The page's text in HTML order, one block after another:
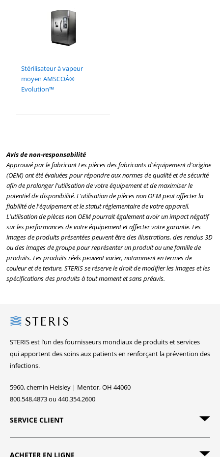
Stérilisateur à vapeur
moyen AMSCOÂ®
Evolution™
Avis de non-responsabilité
Approuvé par le fabricant Les pièces des fabricants d'équipement d'origine
(OEM) ont été évaluées pour répondre aux normes de qualité et de sécurité
afin de prolonger l'utilisation de votre équipement et de maximiser le
potentiel de disponibilité. L'utilisation de pièces non OEM peut affecter la
fiabilité de l'équipement et le statut réglementaire de votre appareil.
L'utilisation de pièces non OEM pourrait également avoir un impact négatif
sur les performances de votre équipement et affecter votre garantie. Les
images de produits présentées peuvent être des illustrations, des rendus 3D
ou des images de groupe pour représenter un produit ou une famille de
produits. Les produits réels peuvent varier, notamment en termes de
couleur et de texture. STERIS se réserve le droit de modifier les images et les
spécifications des produits à tout moment et sans préavis.
Steris
STERIS est l’un des fournisseurs mondiaux de produits et services
qui apportent des soins aux patients en renforçant la prévention des
infections.
5960, chemin Heisley | Mentor, OH 44060
800.548.4873 ou 440.354.2600
SERVICE CLIENT
ACHETER EN LIGNE